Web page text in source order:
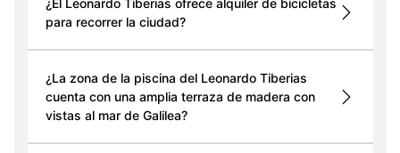
¿El Leonardo Tiberias ofrece alquiler de bicicletas
para recorrer la ciudad?
¿La zona de la piscina del Leonardo Tiberias
cuenta con una amplia terraza de madera con
vistas al mar de Galilea?